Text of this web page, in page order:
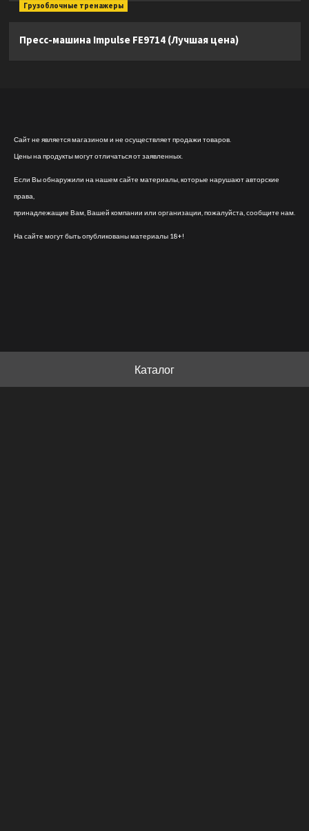
Грузоблочные тренажеры
Пресс-машина Impulse FE9714 (Лучшая цена)
Сайт не является магазином и не осуществляет продажи товаров.
Цены на продукты могут отличаться от заявленных.
Если Вы обнаружили на нашем сайте материалы, которые нарушают авторские
права,
принадлежащие Вам, Вашей компании или организации, пожалуйста, сообщите нам.
На сайте могут быть опубликованы материалы 18+!
Каталог